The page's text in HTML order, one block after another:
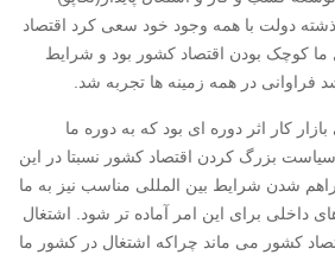
دولت با همه وجود خود سعی کرد اقتصاد
کوچک بودن اقتصاد کشور بود و شرایط
در همه زمینه ها تجربه شد.
کار اثر دوره ای بود که به دوره ما
بزرگ کردن اقتصاد کشور نسبتا در این
شدن شرایط بین المللی مناسب نیز به ما
داخلی برای این امر آماده تر شود. اشتغال
کشور می ماند چراکه اشتغال در کشور ما